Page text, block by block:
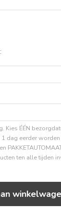
Kies ÉÉN
dag eerder
ten alle tijden